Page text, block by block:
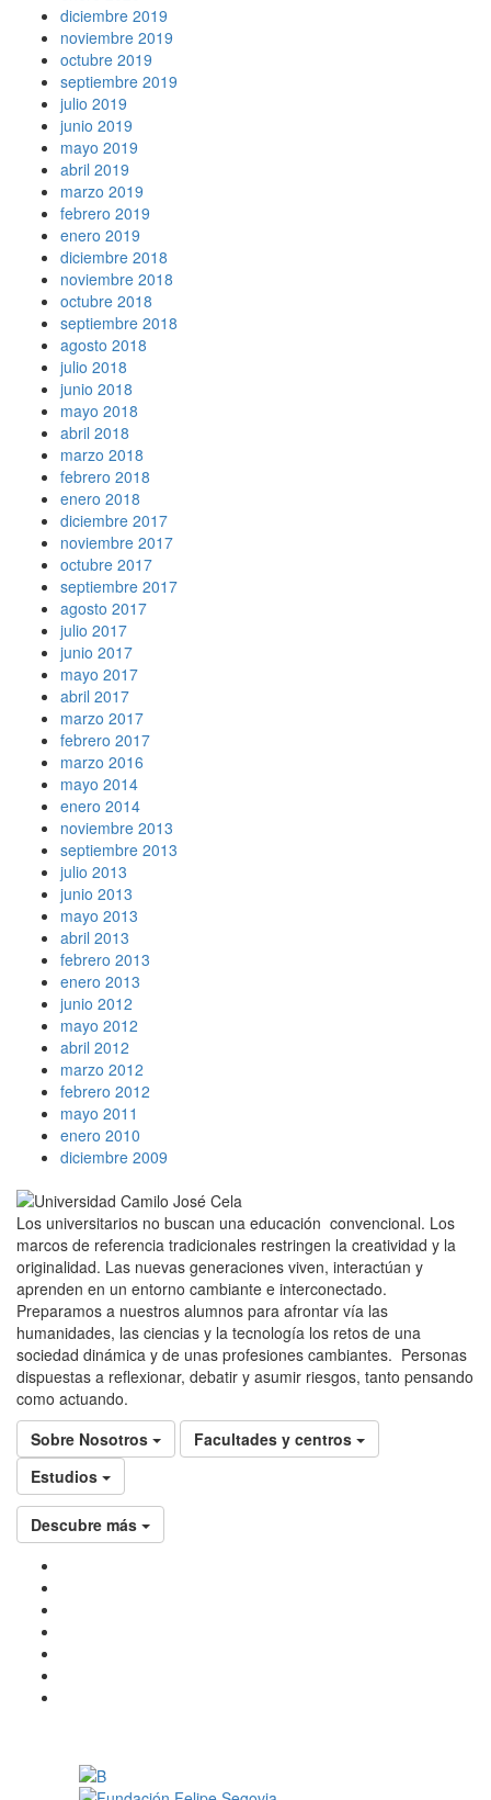
diciembre 2019
noviembre 2019
octubre 2019
septiembre 2019
julio 2019
junio 2019
mayo 2019
abril 2019
marzo 2019
febrero 2019
enero 2019
diciembre 2018
noviembre 2018
octubre 2018
septiembre 2018
agosto 2018
julio 2018
junio 2018
mayo 2018
abril 2018
marzo 2018
febrero 2018
enero 2018
diciembre 2017
noviembre 2017
octubre 2017
septiembre 2017
agosto 2017
julio 2017
junio 2017
mayo 2017
abril 2017
marzo 2017
febrero 2017
marzo 2016
mayo 2014
enero 2014
noviembre 2013
septiembre 2013
julio 2013
junio 2013
mayo 2013
abril 2013
febrero 2013
enero 2013
junio 2012
mayo 2012
abril 2012
marzo 2012
febrero 2012
mayo 2011
enero 2010
diciembre 2009
Los universitarios no buscan una educación convencional. Los
marcos de referencia tradicionales restringen la creatividad y la
originalidad. Las nuevas generaciones viven, interactúan y
aprenden en un entorno cambiante e interconectado.
Preparamos a nuestros alumnos para afrontar vía las
humanidades, las ciencias y la tecnología los retos de una
sociedad dinámica y de unas profesiones cambiantes. Personas
dispuestas a reflexionar, debatir y asumir riesgos, tanto pensando
como actuando.
Sobre Nosotros
Facultades y centros
Estudios
Descubre más